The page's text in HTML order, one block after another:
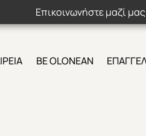
Επικοινωνήστε μαζί
BE OLONEAN